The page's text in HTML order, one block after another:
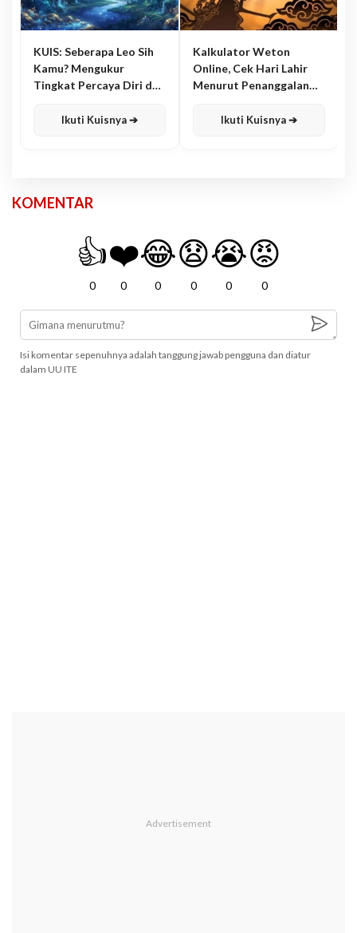
KUIS: Seberapa Leo Sih
Kamu? Mengukur
Tingkat Percaya Diri dan
Ikuti Kuisnya ➔
Kalkulator Weton
Online, Cek Hari Lahir
Menurut Penanggalan
Ikuti Kuisnya ➔
KOMENTAR
👍
0
❤️
0
😂
0
😧
0
😭
0
😡
0
Isi komentar sepenuhnya adalah tanggung jawab pengguna dan diatur
dalam UU ITE